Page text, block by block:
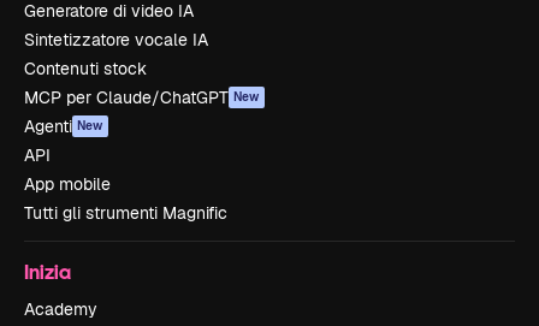
Generatore di video IA
Sintetizzatore vocale IA
Contenuti stock
MCP per Claude/ChatGPT New
Agenti New
API
App mobile
Tutti gli strumenti Magnific
Inizia
Academy